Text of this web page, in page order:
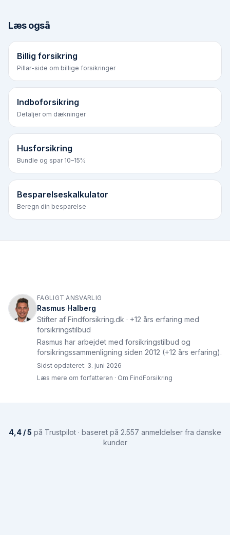
Læs også
Billig forsikring
Pillar-side om billige forsikringer
Indboforsikring
Detaljer om dækninger
Husforsikring
Bundle og spar 10–15%
Besparelseskalkulator
Beregn din besparelse
FAGLIGT ANSVARLIG
Rasmus Halberg
Stifter af Findforsikring.dk · +12 års erfaring med
forsikringstilbud
Rasmus har arbejdet med forsikringstilbud og
forsikringssammenligning siden 2012 (+12 års erfaring).
Sidst opdateret: 3. juni 2026
Læs mere om forfatteren · Om FindForsikring
4,4 / 5 på Trustpilot · baseret på 2.557 anmeldelser fra danske
kunder